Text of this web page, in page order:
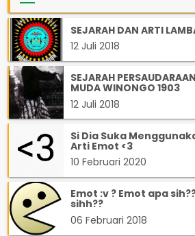
SEJARAH DAN ARTI
12 Juli 2018
SEJARAH
MUDA WINONGO 1903
12 Juli 2018
Si Dia Suka
Arti Emot <3
10 Februari 2020
Emot :v ? Emot apa
sihh??
06 Februari 2018